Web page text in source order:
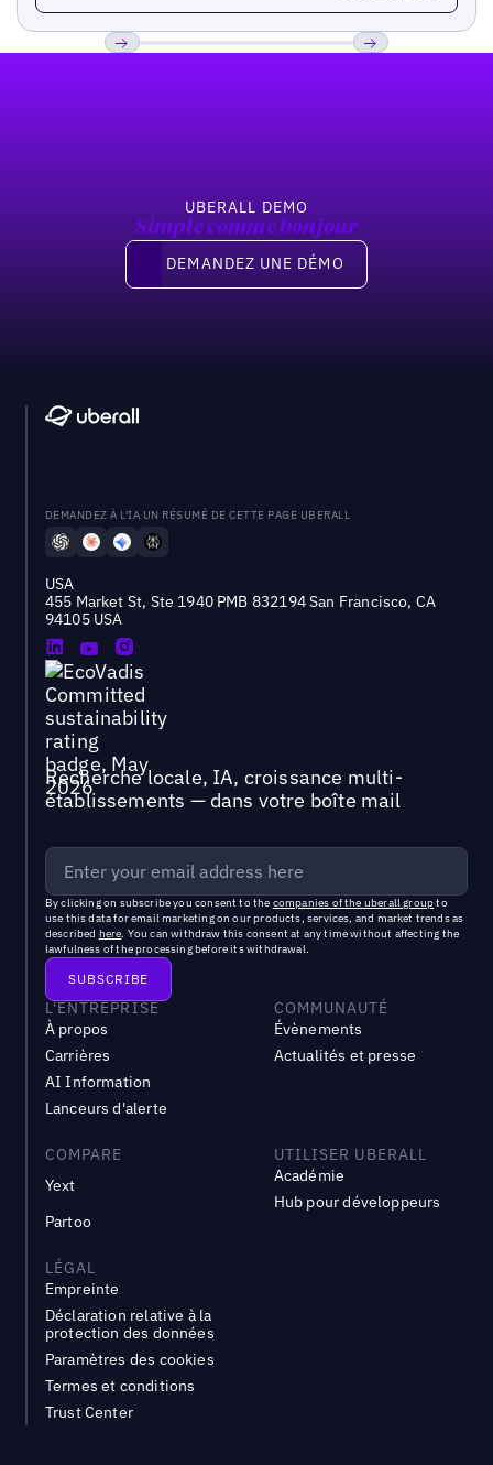
UBERALL DEMO
Simple comme bonjour
Demandez une démo
DEMANDEZ UNE DÉMO
DEMANDEZ À L'IA UN RÉSUMÉ DE CETTE PAGE UBERALL
USA
455 Market St, Ste 1940 PMB 832194 San Francisco, CA
94105 USA
Recherche locale, IA, croissance multi-
établissements — dans votre boîte mail
By clicking on subscribe you consent to the companies of the uberall groupto
use this data for email marketing on our products, services, and market trends as
described here. You can withdraw this consent at any time without affecting the
lawfulness of the processing before its withdrawal.
L'ENTREPRISE
À propos
Carrières
AI Information
Lanceurs d'alerte
COMMUNAUTÉ
Évènements
Actualités et presse
COMPARE
Yext
Partoo
UTILISER UBERALL
Académie
Hub pour développeurs
LÉGAL
Empreinte
Déclaration relative à la
protection des données
Paramètres des cookies
Termes et conditions
Trust Center